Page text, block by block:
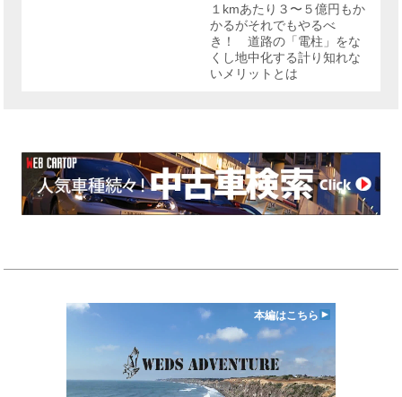
１kmあたり３〜５億円もか
かるがそれでもやるべ
き！ 道路の「電柱」をな
くし地中化する計り知れな
いメリットとは
本編はこちら